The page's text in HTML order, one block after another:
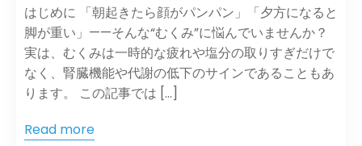
はじめに 「朝起きたら顔がパンパン」「夕方になると
脚が重い」——そんな“むくみ”に悩んでいませんか？
実は、むくみは一時的な疲れや塩分の取りすぎだけで
なく、腎臓機能や代謝の低下のサインであることもあ
ります。 この記事では […]
Read more